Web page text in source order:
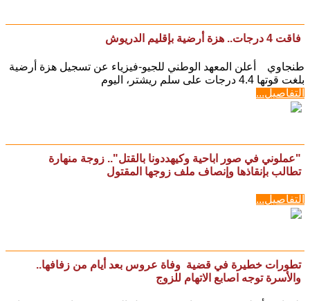
فاقت 4 درجات.. هزة أرضية بإقليم الدريوش
طنجاوي أعلن المعهد الوطني للجيو-فيزياء عن تسجيل هزة أرضية
بلغت قوتها 4.4 درجات على سلم ريشتر، اليوم
التفاصيل...
"عملوني في صور اباحية وكيهددونا بالقتل".. زوجة منهارة
تطالب بإنقاذها وإنصاف ملف زوجها المقتول
التفاصيل...
تطورات خطيرة في قضية وفاة عروس بعد أيام من زفافها..
والأسرة توجه اصابع الاتهام للزوج